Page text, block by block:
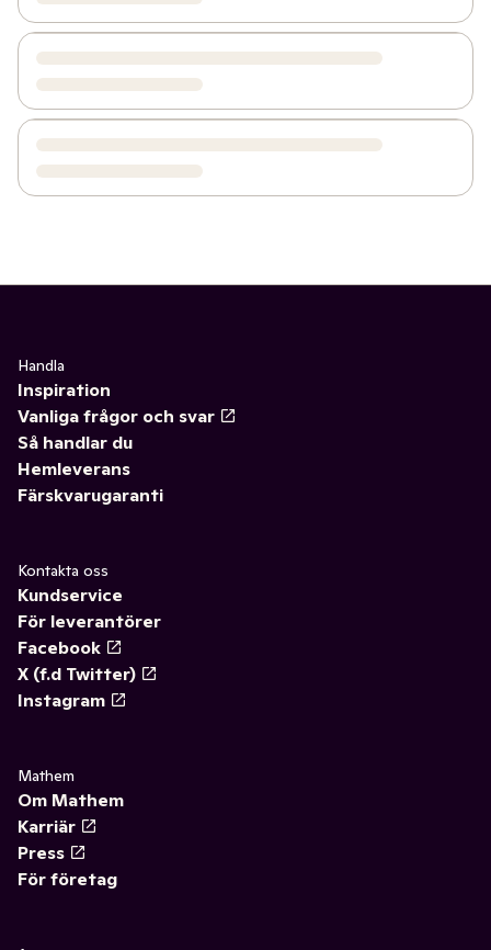
Handla
Inspiration
Vanliga frågor och svar
Så handlar du
Hemleverans
Färskvarugaranti
Kontakta oss
Kundservice
För leverantörer
Facebook
X (f.d Twitter)
Instagram
Mathem
Om Mathem
Karriär
Press
För företag